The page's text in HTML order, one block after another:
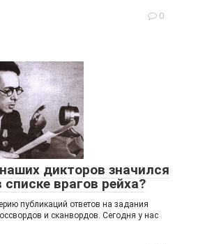
0
дикторов значился
врагов рейха?
публикаций ответов на задания
и сканвордов. Сегодня у нас